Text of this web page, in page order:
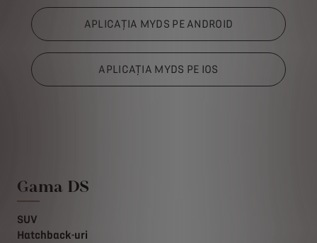
APLICAŢIA MYDS PE ANDROID
APLICAŢIA MYDS PE IOS
Gama DS
SUV
Hatchback-uri